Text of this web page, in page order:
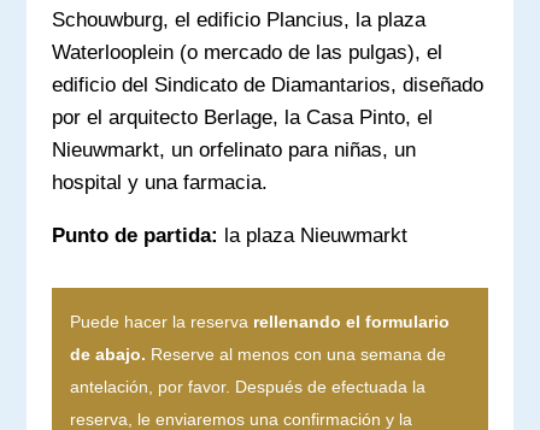
Schouwburg, el edificio Plancius, la plaza
Waterlooplein (o mercado de las pulgas), el
edificio del Sindicato de Diamantarios, diseñado
por el arquitecto Berlage, la Casa Pinto, el
Nieuwmarkt, un orfelinato para niñas, un
hospital y una farmacia.
Punto de partida: la plaza Nieuwmarkt
Puede hacer la reserva rellenando el formulario
de abajo. Reserve al menos con una semana de
antelación, por favor. Después de efectuada la
reserva, le enviaremos una confirmación y la